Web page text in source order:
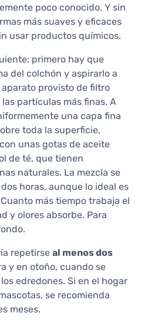
poco conocido. Y sin
más suaves y eficaces
usar productos químicos.
primero hay que
del colchón y aspirarlo a
provisto de filtro
partículas más finas. A
una capa fina
toda la superficie,
unas gotas de aceite
de té, que tienen
naturales. La mezcla se
horas, aunque lo ideal es
más tiempo trabaja el
y olores absorbe. Para
repetirse al menos dos
y en otoño, cuando se
edredones. Si en el hogar
se recomienda
meses.